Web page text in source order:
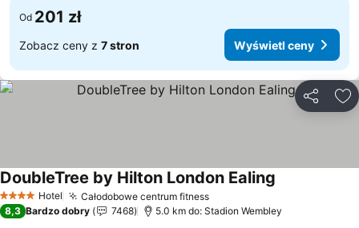
Od 201 zł
Zobacz ceny z 7 stron Wyświetl ceny
4 KategoriaHotel Całodobowe centrum fitnessWyświetl ceny
DoubleTree by Hilton London Ealing
8,3 Bardzo dobry 7468 5.0 km do: Stadion Wembley